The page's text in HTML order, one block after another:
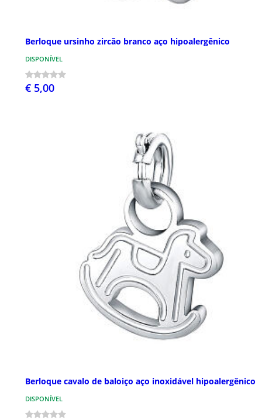
Berloque ursinho zircão branco aço hipoalergênico
DISPONÍVEL
€ 5,00
Berloque cavalo de baloiço aço inoxidável hipoalergênico
DISPONÍVEL